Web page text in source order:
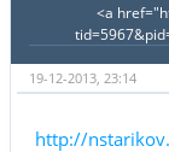
<a
19-12-2013, 23:14
http://